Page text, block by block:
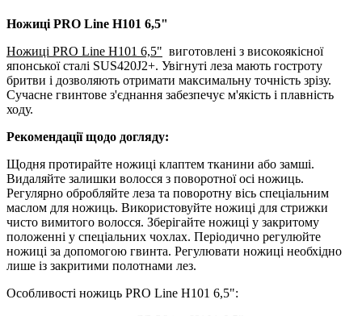
Ножиці PRO Line H101 6,5"
Ножиці PRO Line H101 6,5" виготовлені з високоякісної
японської сталі SUS420J2+. Увігнуті леза мають гостроту
бритви і дозволяють отримати максимальну точність зрізу.
Сучасне гвинтове з'єднання забезпечує м'якість і плавність
ходу.
Рекомендації щодо догляду:
Щодня протирайте ножиці клаптем тканини або замші.
Видаляйте залишки волосся з поворотної осі ножиць.
Регулярно обробляйте леза та поворотну вісь спеціальним
маслом для ножиць. Використовуйте ножиці для стрижки
чисто вимитого волосся. Зберігайте ножиці у закритому
положенні у спеціальних чохлах. Періодично регулюйте
ножиці за допомогою гвинта. Регулювати ножиці необхідно
лише із закритими полотнами лез.
Особливості ножиць PRO Line H101 6,5":